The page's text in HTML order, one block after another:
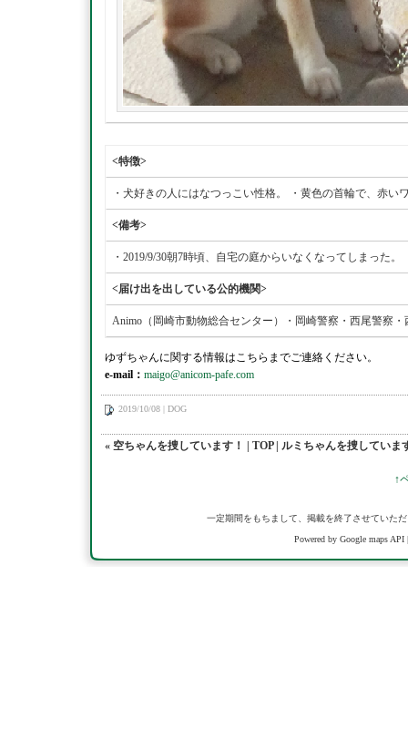
<特徴>
・犬好きの人にはなつっこい性格。 ・黄色の首輪で、赤い
<備考>
・2019/9/30朝7時頃、自宅の庭からいなくなってしまった。
<届け出を出している公的機関>
Animo（岡崎市動物総合センター）・岡崎警察・西尾警察
ゆずちゃんに関する情報はこちらまでご連絡ください。
e-mail： maigo@anicom-pafe.com
2019/10/08 | DOG
« 空ちゃんを捜しています！ | TOP| ルミちゃんを捜していま
↑
一定期間をもちまして、掲載を終了させていた
Powered by Google maps